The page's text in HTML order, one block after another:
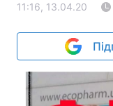
11:16, 13.04.20